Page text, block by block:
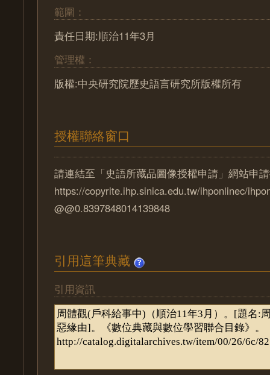
範圍：
責任日期:順治11年3月
管理權：
版權:中央研究院歷史語言研究所版權所有
授權聯絡窗口
請連結至「史語所藏品圖像授權申請」網站申
https://copyrite.ihp.sinica.edu.tw/ihponlinec/
@@0.8397848014139848
引用這筆典藏
引用資訊